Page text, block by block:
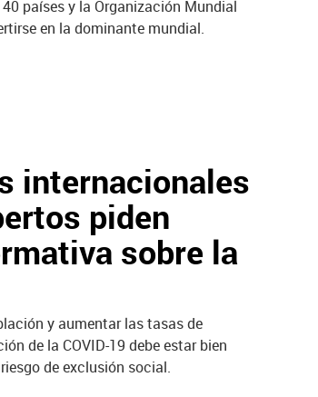
países y la Organización Mundial
en la dominante mundial.
internacionales
piden
sobre la
y aumentar las tasas de
de la COVID-19 debe estar bien
de exclusión social.